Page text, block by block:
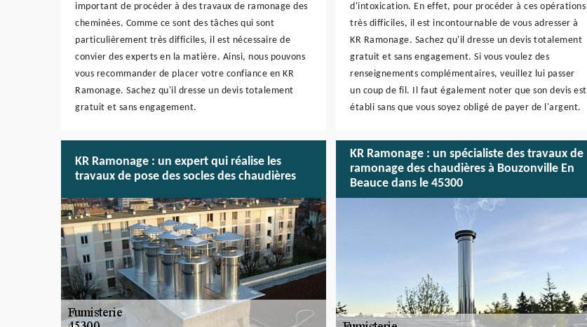
important de procéder à des travaux de ramonage des
cheminées. Comme ce sont des tâches qui sont
particulièrement très difficiles, il est nécessaire de
convier des experts en la matière. Ainsi, nous pouvons
vous recommander de placer votre confiance en KR
Ramonage. Sachez qu'il dresse un devis totalement
gratuit et sans engagement.
d'intoxication. En effet, pour procéder à ces opérations
très difficiles, il est incontournable de vous adresser à
KR Ramonage. Sachez qu'il dresse un devis totalement
gratuit et sans engagement. Si vous voulez des
renseignements complémentaires, veuillez lui passer
un coup de fil. Il faut également noter que son devis est
établi sans que vous soyez obligé de payer de l'argent.
KR Ramonage : un expert qui réalise les
travaux de pose des socles des chaudières
KR Ramonage : un spécialiste des travaux de
ramonage des chaudières à Bouzonville En
Beauce dans le 45300